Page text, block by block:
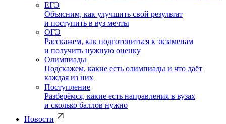
ЕГЭ
Объясним, как улучшить свой результат
и поступить в вуз мечты
ОГЭ
Расскажем, как подготовиться к экзаменам
и получить нужную оценку
Олимпиады
Подскажем, какие есть олимпиады и что даёт
каждая из них
Поступление
Разберёмся, какие есть направления в вузах
и сколько баллов нужно
Новости